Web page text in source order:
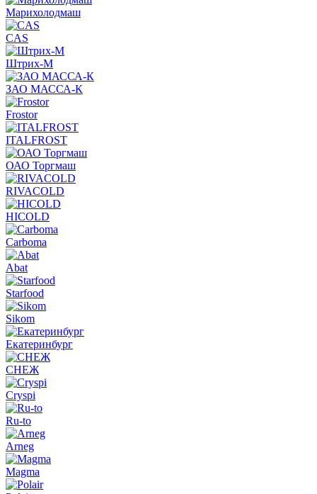
Марихолодмаш
CAS
Штрих-М
ЗАО МАССА-К
Frostor
ITALFROST
ОАО Торгмаш
RIVACOLD
HICOLD
Carboma
Abat
Starfood
Sikom
Екатеринбург
СНЕЖ
Cryspi
Ru-to
Arneg
Magma